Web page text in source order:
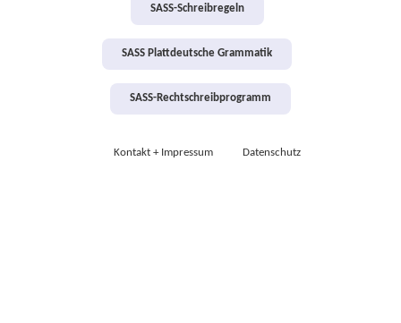
SASS-Schreibregeln
SASS Plattdeutsche Grammatik
SASS-Rechtschreibprogramm
Kontakt + Impressum Datenschutz